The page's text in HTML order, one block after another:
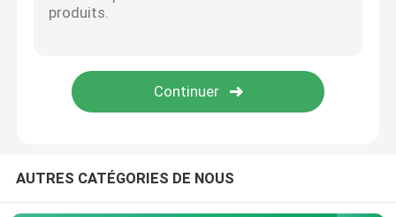
Extrait de Rhodiola rosea en poudre
Extrait de ashwagandha en poudre
Ingrédients de supplément diététique
AUTRES CATÉGORIES DE NOUS